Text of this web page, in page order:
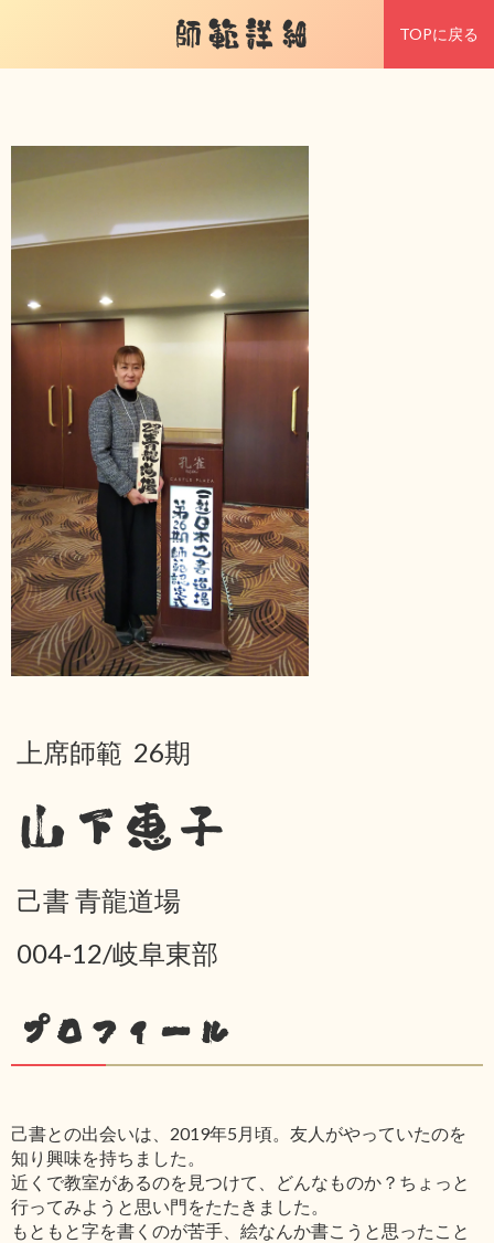
師範詳細 TOPに戻る
上席師範 26期
山下恵子
己書 青龍道場
004-12/岐阜東部
プロフィール
己書との出会いは、2019年5月頃。友人がやっていたのを
知り興味を持ちました。
近くで教室があるのを見つけて、どんなものか？ちょっと
行ってみようと思い門をたたきました。
もともと字を書くのが苦手、絵なんか書こうと思ったこと